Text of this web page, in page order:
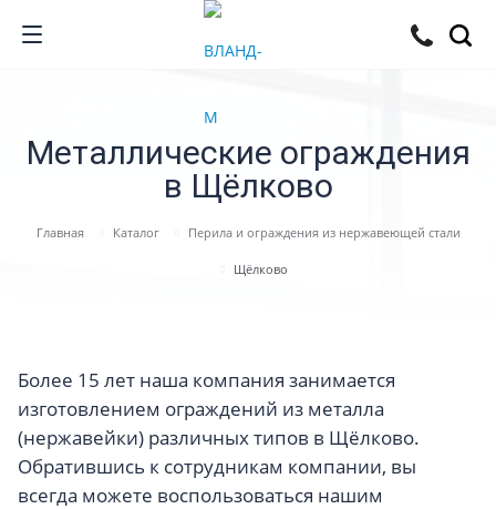
Металлические ограждения
в Щёлково
Главная Каталог Перила и ограждения из нержавеющей стали
Щёлково
Более 15 лет наша компания занимается
изготовлением ограждений из металла
(нержавейки) различных типов в Щёлково.
Обратившись к сотрудникам компании, вы
всегда можете воспользоваться нашим